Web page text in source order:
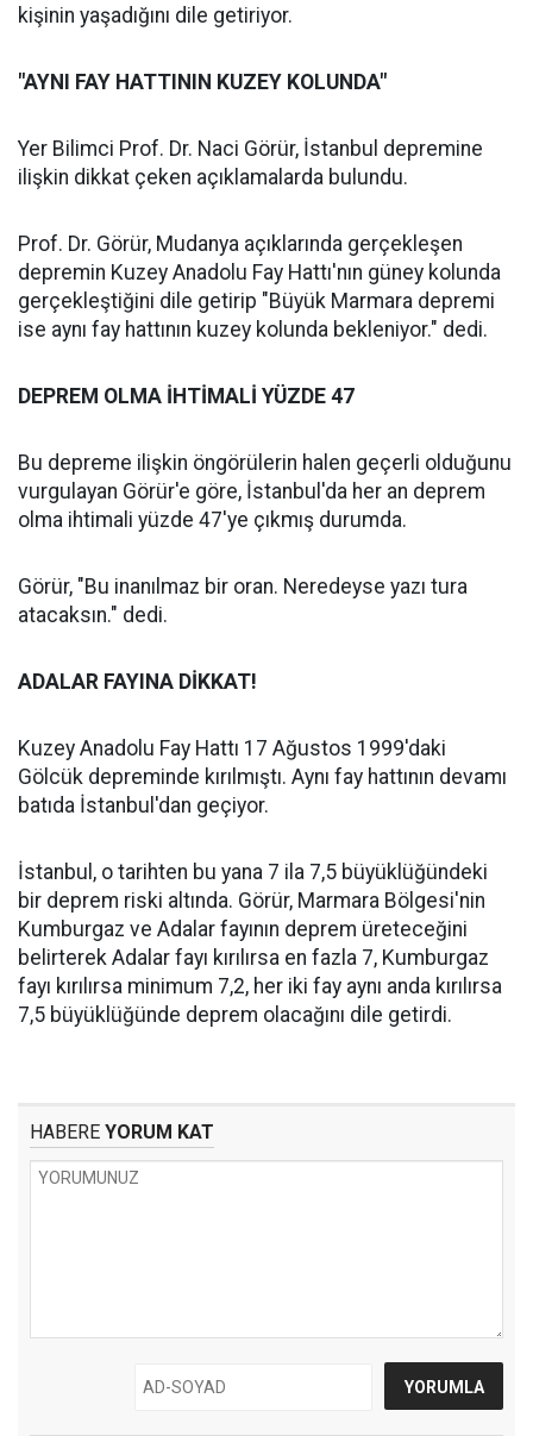
kişinin yaşadığını dile getiriyor.
"AYNI FAY HATTININ KUZEY KOLUNDA"
Yer Bilimci Prof. Dr. Naci Görür, İstanbul depremine
ilişkin dikkat çeken açıklamalarda bulundu.
Prof. Dr. Görür, Mudanya açıklarında gerçekleşen
depremin Kuzey Anadolu Fay Hattı'nın güney kolunda
gerçekleştiğini dile getirip "Büyük Marmara depremi
ise aynı fay hattının kuzey kolunda bekleniyor." dedi.
DEPREM OLMA İHTİMALİ YÜZDE 47
Bu depreme ilişkin öngörülerin halen geçerli olduğunu
vurgulayan Görür'e göre, İstanbul'da her an deprem
olma ihtimali yüzde 47'ye çıkmış durumda.
Görür, "Bu inanılmaz bir oran. Neredeyse yazı tura
atacaksın." dedi.
ADALAR FAYINA DİKKAT!
Kuzey Anadolu Fay Hattı 17 Ağustos 1999'daki
Gölcük depreminde kırılmıştı. Aynı fay hattının devamı
batıda İstanbul'dan geçiyor.
İstanbul, o tarihten bu yana 7 ila 7,5 büyüklüğündeki
bir deprem riski altında. Görür, Marmara Bölgesi'nin
Kumburgaz ve Adalar fayının deprem üreteceğini
belirterek Adalar fayı kırılırsa en fazla 7, Kumburgaz
fayı kırılırsa minimum 7,2, her iki fay aynı anda kırılırsa
7,5 büyüklüğünde deprem olacağını dile getirdi.
HABERE YORUM KAT